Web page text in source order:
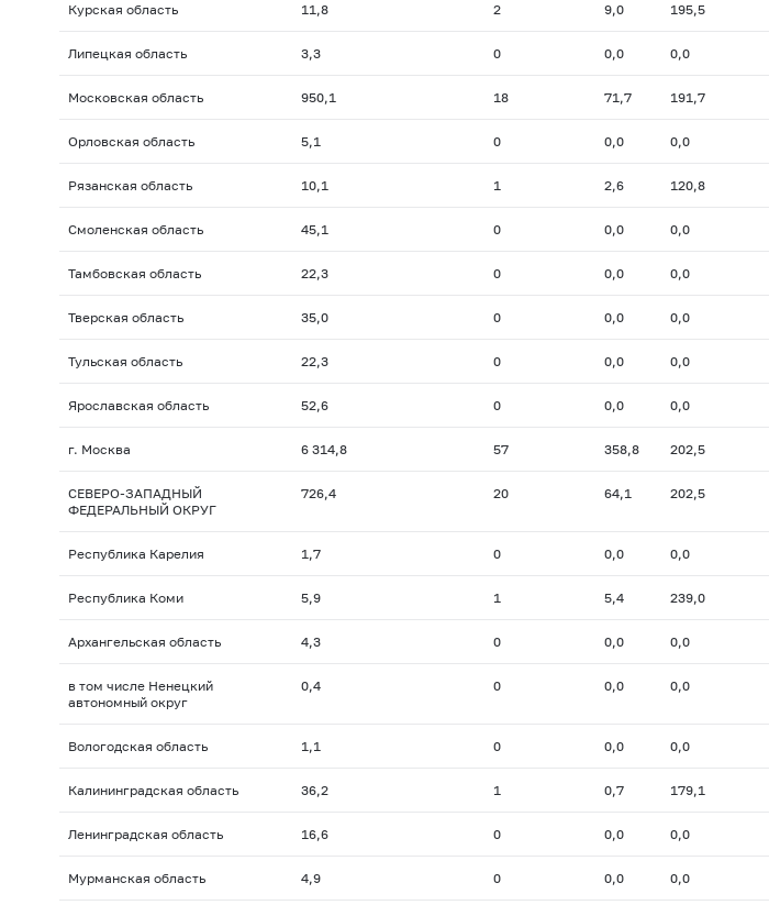
Курская область 11,8 2 9,0 195,5
Липецкая область 3,3 0 0,0 0,0
Московская область 950,1 18 71,7 191,7
Орловская область 5,1 0 0,0 0,0
Рязанская область 10,1 1 2,6 120,8
Смоленская область 45,1 0 0,0 0,0
Тамбовская область 22,3 0 0,0 0,0
Тверская область 35,0 0 0,0 0,0
Тульская область 22,3 0 0,0 0,0
Ярославская область 52,6 0 0,0 0,0
г. Москва 6 314,8 57 358,8 202,5
СЕВЕРО-ЗАПАДНЫЙ
ФЕДЕРАЛЬНЫЙ ОКРУГ
726,4 20 64,1 202,5
Республика Карелия 1,7 0 0,0 0,0
Республика Коми 5,9 1 5,4 239,0
Архангельская область 4,3 0 0,0 0,0
в том числе Ненецкий
автономный округ
0,4 0 0,0 0,0
Вологодская область 1,1 0 0,0 0,0
Калининградская область 36,2 1 0,7 179,1
Ленинградская область 16,6 0 0,0 0,0
Мурманская область 4,9 0 0,0 0,0